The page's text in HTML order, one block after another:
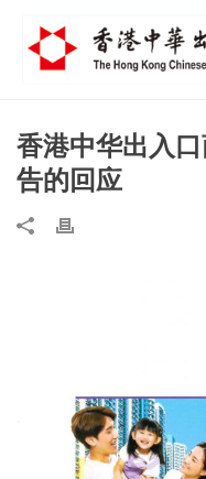
香港中华出入
告的回应